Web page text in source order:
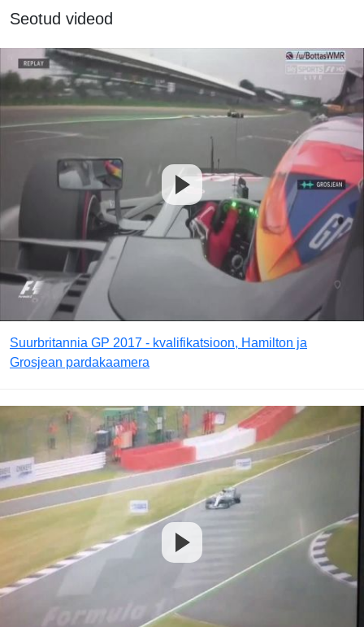
Seotud videod
Suurbritannia GP 2017 - kvalifikatsioon, Hamilton ja
Grosjean pardakaamera